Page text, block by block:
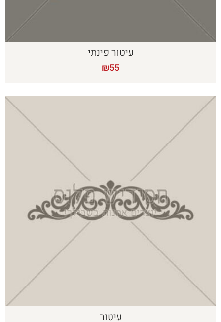
עיטור פינתי
₪55
עיטור